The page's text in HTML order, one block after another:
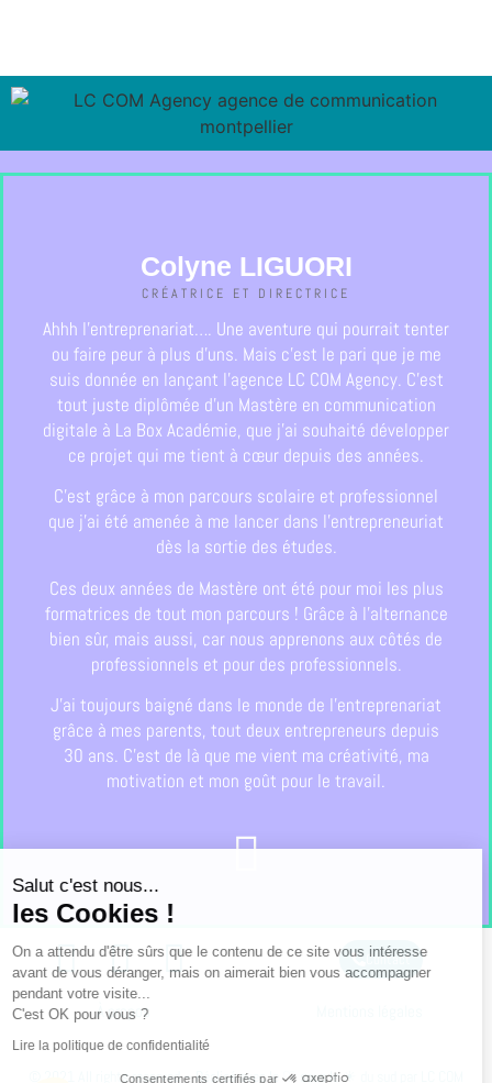
Colyne LIGUORI
CRÉATRICE ET DIRECTRICE
Ahhh l’entreprenariat…. Une aventure qui pourrait tenter
ou faire peur à plus d’uns. Mais c’est le pari que je me
suis donnée en lançant l’agence LC COM Agency. C’est
tout juste diplômée d’un Mastère en communication
digitale à La Box Académie, que j’ai souhaité développer
ce projet qui me tient à cœur depuis des années.
C’est grâce à mon parcours scolaire et professionnel
que j’ai été amenée à me lancer dans l’entrepreneuriat
dès la sortie des études.
Ces deux années de Mastère ont été pour moi les plus
formatrices de tout mon parcours ! Grâce à l’alternance
bien sûr, mais aussi, car nous apprenons aux côtés de
professionnels et pour des professionnels.
J’ai toujours baigné dans le monde de l’entreprenariat
grâce à mes parents, tout deux entrepreneurs depuis
30 ans. C’est de là que me vient ma créativité, ma
motivation et mon goût pour le travail.
Contact
À propos
© 2021 All rights reserved – Réalisé avec le ♡ sous le ☀ du sud par LC COM
Salut c'est nous...
les Cookies !
On a attendu d'être sûrs que le contenu de ce site vous intéresse
avant de vous déranger, mais on aimerait bien vous accompagner
pendant votre visite...
C'est OK pour vous ?
Lire la politique de confidentialité
Consentements certifiés par